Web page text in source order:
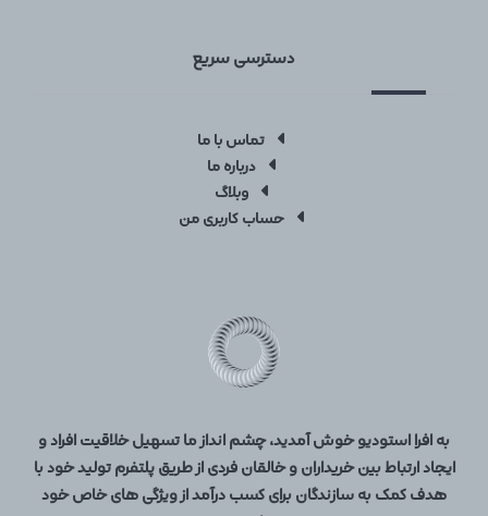
دسترسی سریع
تماس با ما
درباره ما
وبلاگ
حساب کاربری من
به افرا استودیو خوش آمدید، چشم انداز ما تسهیل خلاقیت افراد و
ایجاد ارتباط بین خریداران و خالقان فردی از طریق پلتفرم تولید خود با
هدف کمک به سازندگان برای کسب درآمد از ویژگی های خاص خود